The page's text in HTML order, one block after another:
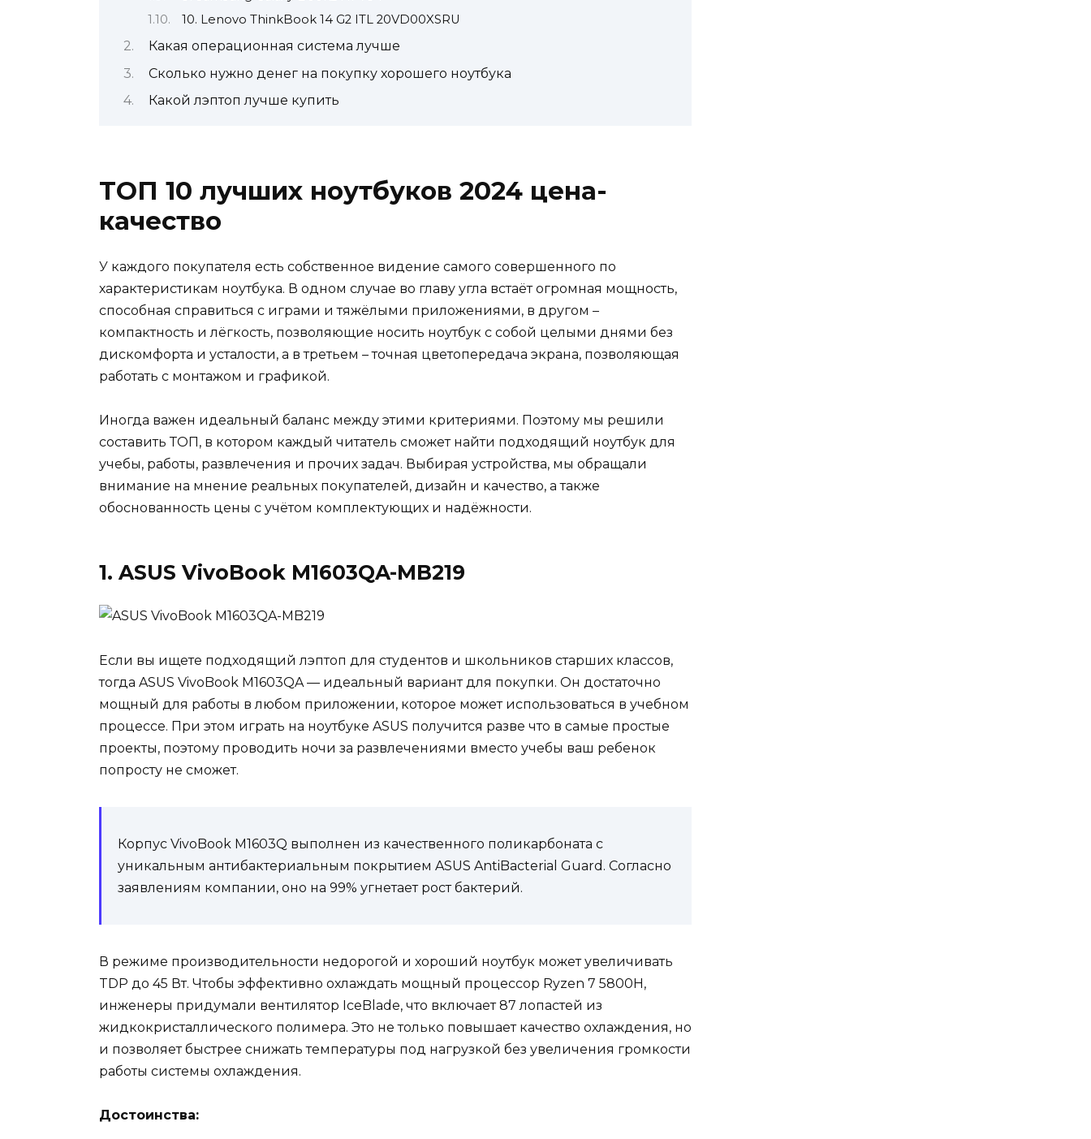
10. Lenovo ThinkBook 14 G2 ITL 20VD00XSRU
Какая операционная система лучше
Сколько нужно денег на покупку хорошего ноутбука
Какой лэптоп лучше купить
ТОП 10 лучших ноутбуков 2024 цена-
качество
У каждого покупателя есть собственное видение самого совершенного по
характеристикам ноутбука. В одном случае во главу угла встаёт огромная мощность,
способная справиться с играми и тяжёлыми приложениями, в другом –
компактность и лёгкость, позволяющие носить ноутбук с собой целыми днями без
дискомфорта и усталости, а в третьем – точная цветопередача экрана, позволяющая
работать с монтажом и графикой.
Иногда важен идеальный баланс между этими критериями. Поэтому мы решили
составить ТОП, в котором каждый читатель сможет найти подходящий ноутбук для
учебы, работы, развлечения и прочих задач. Выбирая устройства, мы обращали
внимание на мнение реальных покупателей, дизайн и качество, а также
обоснованность цены с учётом комплектующих и надёжности.
1. ASUS VivoBook M1603QA-MB219
Если вы ищете подходящий лэптоп для студентов и школьников старших классов,
тогда ASUS VivoBook M1603QA — идеальный вариант для покупки. Он достаточно
мощный для работы в любом приложении, которое может использоваться в учебном
процессе. При этом играть на ноутбуке ASUS получится разве что в самые простые
проекты, поэтому проводить ночи за развлечениями вместо учебы ваш ребенок
попросту не сможет.
Корпус VivoBook M1603Q выполнен из качественного поликарбоната с
уникальным антибактериальным покрытием ASUS AntiBacterial Guard. Согласно
заявлениям компании, оно на 99% угнетает рост бактерий.
В режиме производительности недорогой и хороший ноутбук может увеличивать
TDP до 45 Вт. Чтобы эффективно охлаждать мощный процессор Ryzen 7 5800H,
инженеры придумали вентилятор IceBlade, что включает 87 лопастей из
жидкокристаллического полимера. Это не только повышает качество охлаждения, но
и позволяет быстрее снижать температуры под нагрузкой без увеличения громкости
работы системы охлаждения.
Достоинства: